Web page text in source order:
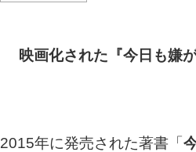
映画化された『今日も嫌
2015年に発売された著書「